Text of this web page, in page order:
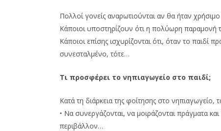
Πολλοί γονείς αναρωτιούνται αν θα ήταν
Κάποιοι υποστηρίζουν ότι η πολύωρη παραμονή
Κάποιοι επίσης ισχυρίζονται ότι, όταν το
συνεσταλμένο, τότε…
Τι προσφέρει το νηπιαγωγείο στο παιδί;
Κατά τη διάρκεια της φοίτησης στο
• Να συνεργάζονται, να μοιράζονται πράγματα
περιβάλλον…